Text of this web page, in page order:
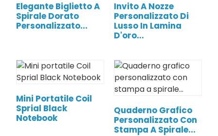
Elegante Biglietto A
Spirale Dorato
Personalizzato...
Invito A Nozze
Personalizzato Di
Lusso In Lamina
D'oro...
Mini Portatile Coil
Sprial Black
Notebook
Quaderno Grafico
Personalizzato Con
Stampa A Spirale...